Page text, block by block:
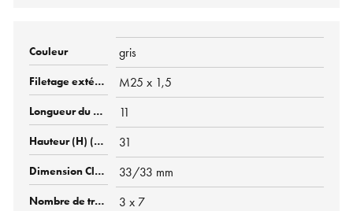
gris
M25 x 1,5
11
31
33/33 mm
3 x 7